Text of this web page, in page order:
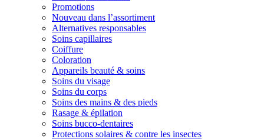
Promotions
Nouveau dans l’assortiment
Alternatives responsables
Soins capillaires
Coiffure
Coloration
Appareils beauté & soins
Soins du visage
Soins du corps
Soins des mains & des pieds
Rasage & épilation
Soins bucco-dentaires
Protections solaires & contre les insectes